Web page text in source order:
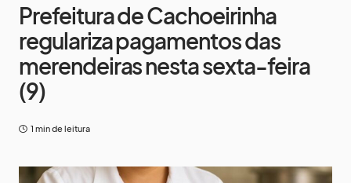
Prefeitura de Cachoeirinha
regulariza pagamentos das
merendeiras nesta sexta-feira
(9)
1 min de leitura